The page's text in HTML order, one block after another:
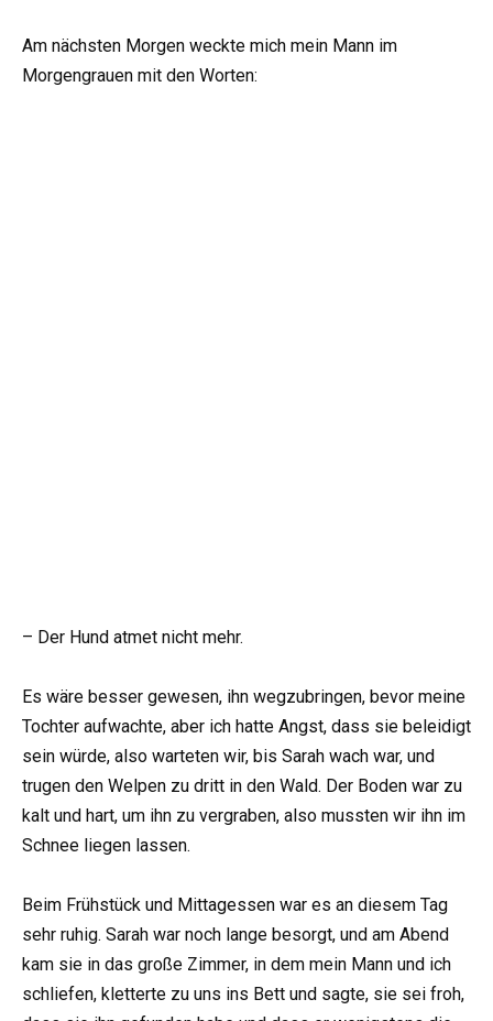
Am nächsten Morgen weckte mich mein Mann im
Morgengrauen mit den Worten:
– Der Hund atmet nicht mehr.
Es wäre besser gewesen, ihn wegzubringen, bevor meine
Tochter aufwachte, aber ich hatte Angst, dass sie beleidigt
sein würde, also warteten wir, bis Sarah wach war, und
trugen den Welpen zu dritt in den Wald. Der Boden war zu
kalt und hart, um ihn zu vergraben, also mussten wir ihn im
Schnee liegen lassen.
Beim Frühstück und Mittagessen war es an diesem Tag
sehr ruhig. Sarah war noch lange besorgt, und am Abend
kam sie in das große Zimmer, in dem mein Mann und ich
schliefen, kletterte zu uns ins Bett und sagte, sie sei froh,